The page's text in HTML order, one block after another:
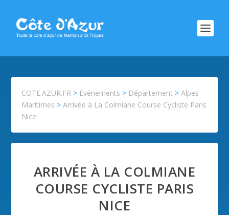
COTE.AZUR.FR > Evénements > Département >Alpes-
Maritimes >Arrivée à La Colmiane Course Cycliste Paris
Nice
ARRIVÉE À LA COLMIANE
COURSE CYCLISTE PARIS
NICE